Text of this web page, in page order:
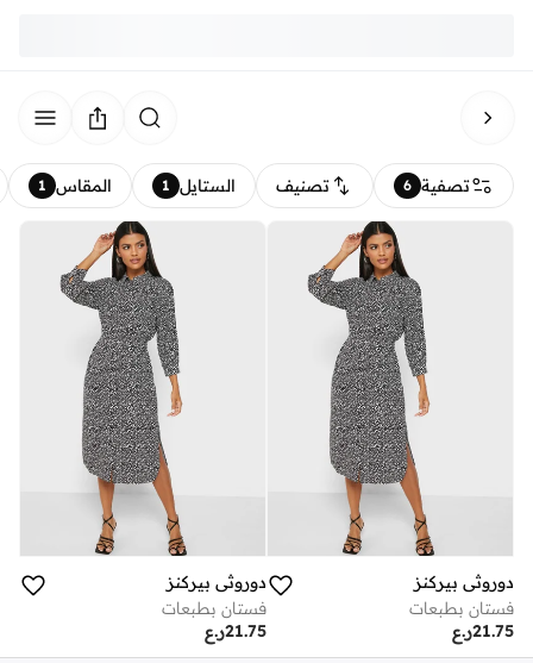
تصفية 6 تصنيف الستايل 1 المقاس 1
دوروثي بيركنز
فستان بطبعات
ر.ع21.75
دوروثي بيركنز
فستان بطبعات
ر.ع21.75